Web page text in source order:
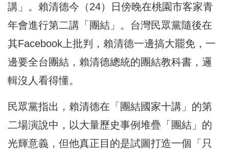
講」。賴清德今（24）日傍晚在桃園市客家青
年會進行第二講「團結」。台灣民眾黨隨後在
其Facebook上批判，賴清德一邊搞大罷免，一
邊要全台團結，賴清德總統的團結教科書，邏
輯沒人看得懂。
民眾黨指出，賴清德在「團結國家十講」的第
二場演說中，以大量歷史事例堆疊「團結」的
光輝意義，但他真正目的是試圖打造一個「只